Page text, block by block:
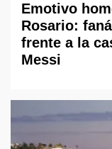
Emotivo
Rosario:
frente a la
Messi